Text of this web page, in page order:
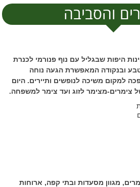
והסביבה
היפות שבגליל עם נוף פנורמי לכנרת
ובנקודה המאפשרת הגעה נוחה
למקום משיכה לנופשים ותיירים. היום
צימרים-מצימר לזוג ועד צימר למשפחה.
מגוון מסעדות ובתי קפה, ארוחות